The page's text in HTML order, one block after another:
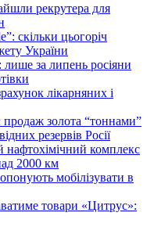
рекрутера для
скільки цьогоріч
України
за липень росіяни
лікарняних і
золота “тоннами”
резервів Росії
нафтохімічний комплекс
2000 км
мобілізувати в
товари «Цитрус»: